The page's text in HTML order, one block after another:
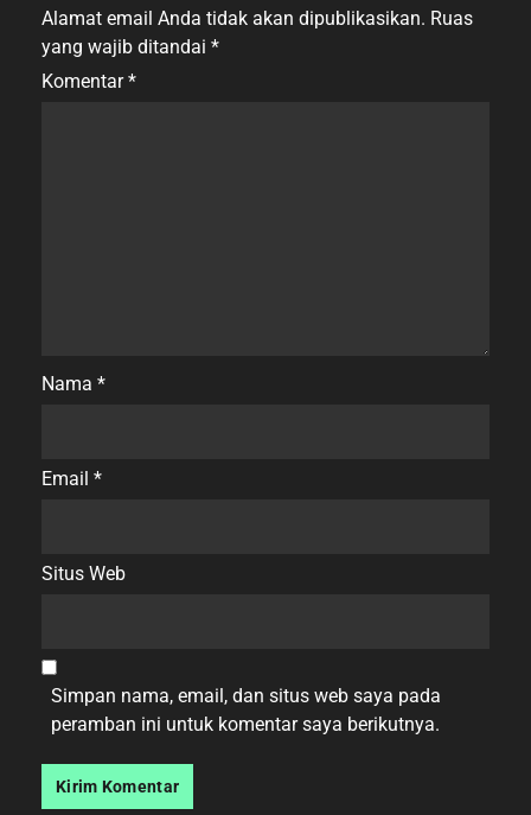
Alamat email Anda tidak akan dipublikasikan. Ruas
yang wajib ditandai *
Komentar*
Nama *
Email *
Situs Web
Simpan nama, email, dan situs web saya pada
peramban ini untuk komentar saya berikutnya.